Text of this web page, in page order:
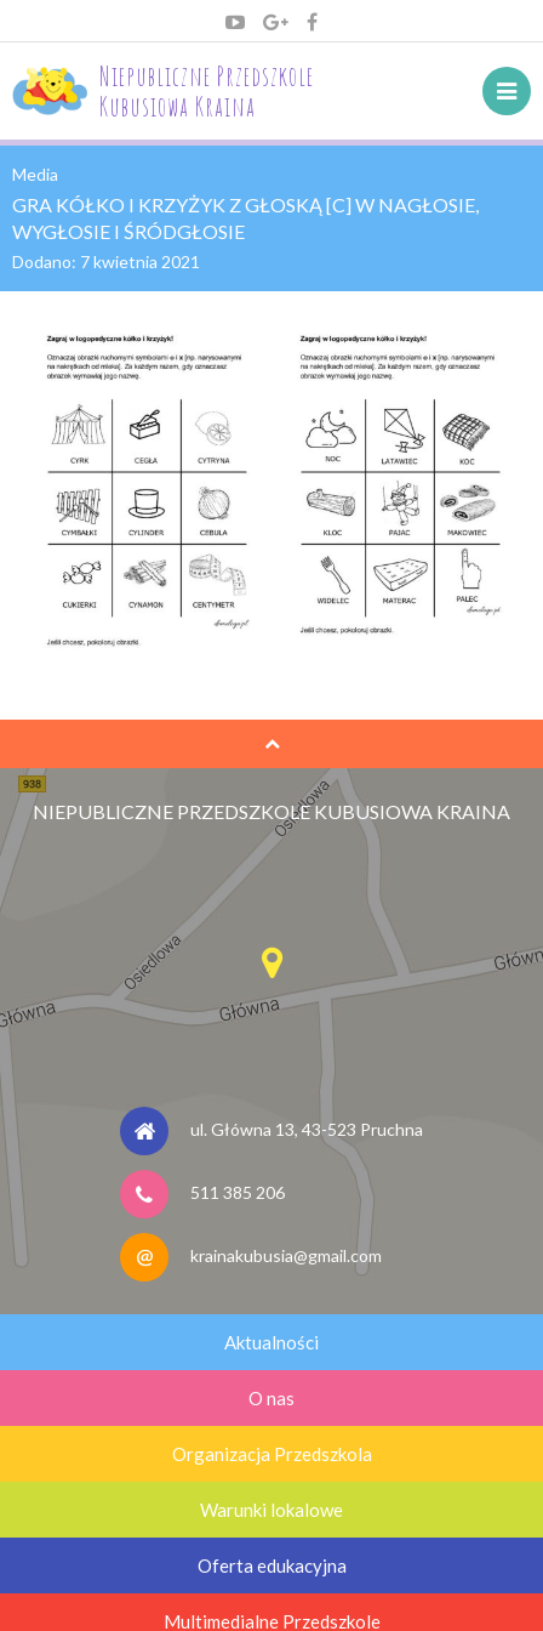
Niepubliczne Przedszkole
Kubusiowa Kraina
Media
GRA KÓŁKO I KRZYŻYK Z GŁOSKĄ [C] W NAGŁOSIE,
WYGŁOSIE I ŚRÓDGŁOSIE
Dodano: 7 kwietnia 2021
NIEPUBLICZNE PRZEDSZKOLE KUBUSIOWA KRAINA
ul. Główna 13, 43-523 Pruchna
511 385 206
krainakubusia@gmail.com
Aktualności
O nas
Organizacja Przedszkola
Warunki lokalowe
Oferta edukacyjna
Multimedialne Przedszkole